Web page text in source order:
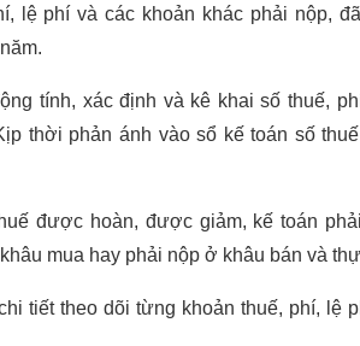
lệ phí và các khoản khác phải nộp,
tính, xác định và kê khai số thuế,
thời phản ánh vào sổ kế toán số
được hoàn, được giảm, kế toán
mua hay phải nộp ở khâu bán và
tiết theo dõi từng khoản thuế, phí, lệ